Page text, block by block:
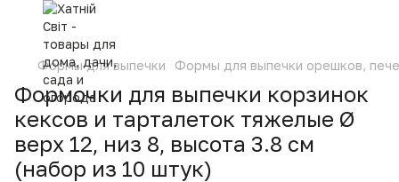
Формы для выпечки Формы для выпечки орешков,
Формочки для выпечки корзинок
кексов и тарталеток тяжелые Ø
верх 12, низ 8, высота 3.8 см
(набор из 10 штук)